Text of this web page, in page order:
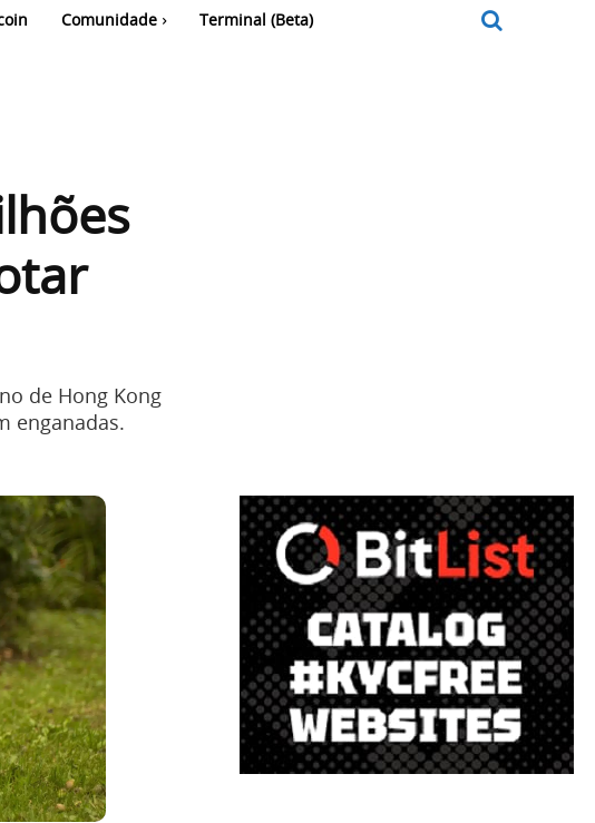
Comunidade Terminal (Beta)
de Hong Kong
enganadas.